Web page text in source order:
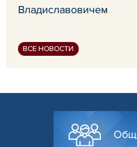
Владиславовичем
ВСЕ НОВОСТИ